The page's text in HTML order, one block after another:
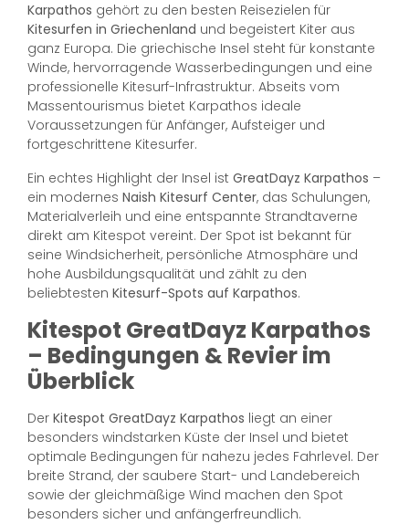
Karpathos gehört zu den besten Reisezielen für
Kitesurfen in Griechenland und begeistert Kiter aus
ganz Europa. Die griechische Insel steht für konstante
Winde, hervorragende Wasserbedingungen und eine
professionelle Kitesurf-Infrastruktur. Abseits vom
Massentourismus bietet Karpathos ideale
Voraussetzungen für Anfänger, Aufsteiger und
fortgeschrittene Kitesurfer.
Ein echtes Highlight der Insel ist GreatDayz Karpathos –
ein modernes Naish Kitesurf Center, das Schulungen,
Materialverleih und eine entspannte Strandtaverne
direkt am Kitespot vereint. Der Spot ist bekannt für
seine Windsicherheit, persönliche Atmosphäre und
hohe Ausbildungsqualität und zählt zu den
beliebtesten Kitesurf-Spots auf Karpathos.
Kitespot GreatDayz Karpathos
– Bedingungen & Revier im
Überblick
Der Kitespot GreatDayz Karpathos liegt an einer
besonders windstarken Küste der Insel und bietet
optimale Bedingungen für nahezu jedes Fahrlevel. Der
breite Strand, der saubere Start- und Landebereich
sowie der gleichmäßige Wind machen den Spot
besonders sicher und anfängerfreundlich.